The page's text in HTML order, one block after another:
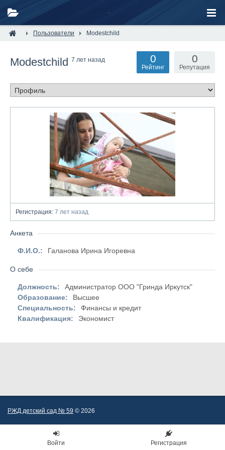
Пользователи Modestchild
Modestchild 7 лет назад 0
Репутация
0
Рейтинг
Регистрация: 7 лет назад
Анкета
Ф.И.О.: Галанова Ирина Игоревна
О себе
Должность:
Администратор ООО "Гринда Иркутск"
Образование:
Высшее
Специальность:
Финансы и кредит
Квалификация:
Экономист
РЖД детский сад № 59 © 2026
Войти Регистрация